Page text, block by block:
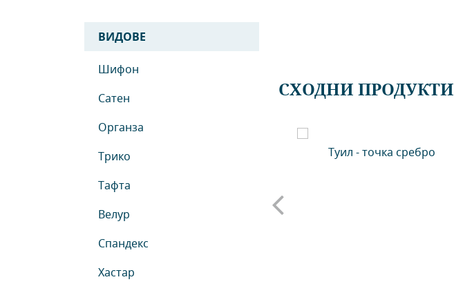
СХОДНИ ПРОДУКТИ
Туил - точка сребро
ВИДОВЕ
Шифон
Сатен
Органза
Трико
Тафта
Велур
Спандекс
Хастар